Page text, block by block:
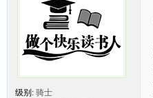
级别: 骑士